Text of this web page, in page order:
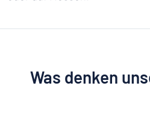
Was denken